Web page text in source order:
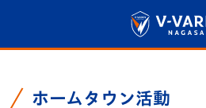
ホームタウン活動